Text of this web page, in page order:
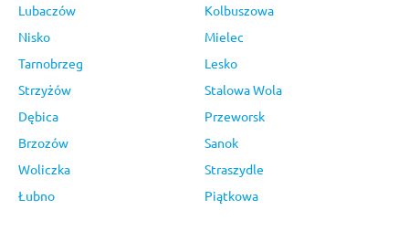
Lubaczów
Kolbuszowa
Nisko
Mielec
Tarnobrzeg
Lesko
Strzyżów
Stalowa Wola
Dębica
Przeworsk
Brzozów
Sanok
Woliczka
Straszydle
Łubno
Piątkowa